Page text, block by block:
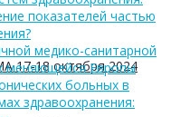
17-18 октября 2024
показателей частью
медико-санитарной
меняющейся Европы
больных в
здравоохранения: